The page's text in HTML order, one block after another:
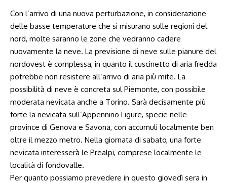
Con l’arrivo di una nuova perturbazione, in considerazione
delle basse temperature che si misurano sulle regioni del
nord, molte saranno le zone che vedranno cadere
nuovamente la neve. La previsione di neve sulle pianure del
nordovest è complessa, in quanto il cuscinetto di aria fredda
potrebbe non resistere all’arrivo di aria più mite. La
possibilità di neve è concreta sul Piemonte, con possibile
moderata nevicata anche a Torino. Sarà decisamente più
forte la nevicata sull’Appennino Ligure, specie nelle
province di Genova e Savona, con accumuli localmente ben
oltre il mezzo metro. Nella giornata di sabato, una forte
nevicata interesserà le Prealpi, comprese localmente le
località di fondovalle.
Per quanto possiamo prevedere in questo giovedì sera in